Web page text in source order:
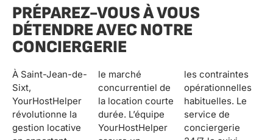
PRÉPAREZ-VOUS À VOUS
DÉTENDRE AVEC NOTRE
CONCIERGERIE
À Saint-Jean-de-
Sixt,
YourHostHelper
révolutionne la
gestion locative
le marché
concurrentiel de
la location courte
durée. L’équipe
YourHostHelper
les contraintes
opérationnelles
habituelles. Le
service de
conciergerie